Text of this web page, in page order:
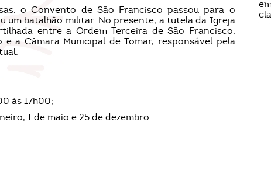
o Convento de São Francisco passou para o
um batalhão militar. No presente, a tutela da Igreja
entre a Ordem Terceira de São Francisco,
a Câmara Municipal de Tomar, responsável pela
às 17h00;
1 de maio e 25 de dezembro.